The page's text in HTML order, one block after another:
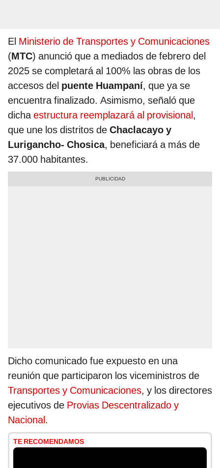
El Ministerio de Transportes y Comunicaciones
(MTC) anunció que a mediados de febrero del
2025 se completará al 100% las obras de los
accesos del puente Huampaní, que ya se
encuentra finalizado. Asimismo, señaló que
dichaestructura reemplazará al provisional,
que une los distritos de Chaclacayo y
Lurigancho- Chosica, beneficiará a más de
37.000 habitantes.
Dicho comunicado fue expuesto en una
reunión que participaron los viceministros de
Transportes y Comunicaciones, y los directores
ejecutivos de Provias Descentralizado y
Nacional.
TE RECOMENDAMOS